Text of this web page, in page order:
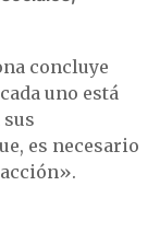
concluye
uno está
es necesario